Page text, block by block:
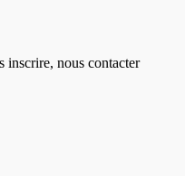
inscrire, nous contacter